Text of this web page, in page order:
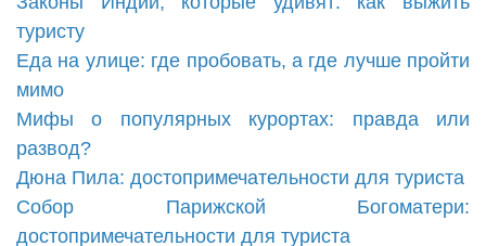
туристу
Еда на улице: где пробовать, а где лучше пройти
мимо
Мифы о популярных курортах: правда или
развод?
Дюна Пила: достопримечательности для туриста
Собор Парижской Богоматери:
достопримечательности для туриста